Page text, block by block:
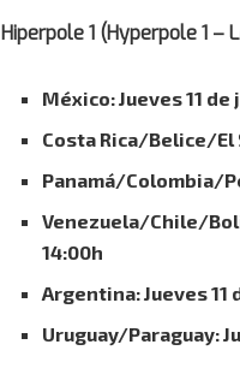
Hiperpole 1 (Hyperpole 1 –
México: Jueves 11
Costa Rica/Belice/El
Panamá/Colombia/
Venezuela/Chile/
14:00h
Argentina: Jueves 11
Uruguay/Paraguay: